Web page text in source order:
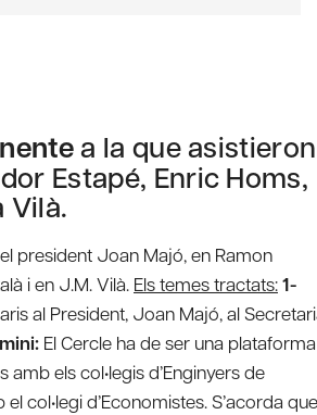
a la que asistieron
Estapé, Enric Homs,
Vilà.
president Joan Majó, en Ramon
i en J.M. Vilà. Els temes tractats:1-
al President, Joan Majó, al
El Cercle ha de ser una plataforma
els col•legis d’Enginyers de
col•legi d’Economistes. S’acorda que